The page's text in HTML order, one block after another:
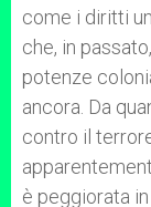
come i diritti
che, in
potenze
ancora. Da
contro il
è peggiorata